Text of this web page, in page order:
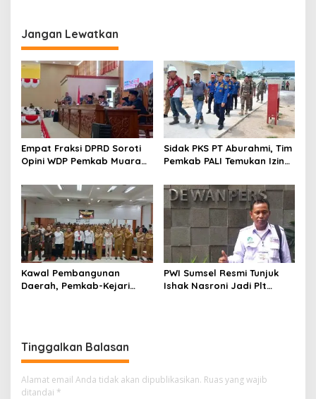
Jangan Lewatkan
Empat Fraksi DPRD Soroti
Opini WDP Pemkab Muara
Kelola Keuangan
Sidak PKS PT Aburahmi, Tim
Pemkab PALI Temukan Izin
Kawal Pembangunan
Daerah, Pemkab-Kejari
PWI Sumsel Resmi Tunjuk
Ishak Nasroni Jadi Plt
Tinggalkan Balasan
Alamat email Anda tidak akan dipublikasikan. Ruas yang wajib
ditandai *